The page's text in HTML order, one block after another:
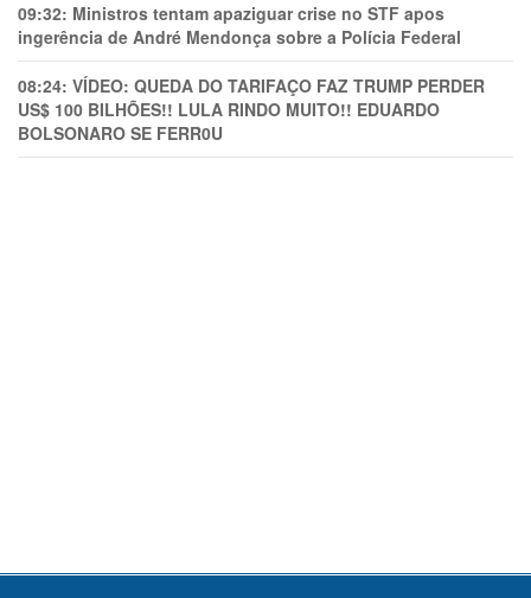
09:32: Ministros tentam apaziguar crise no STF apos
ingerência de André Mendonça sobre a Polícia Federal
08:24: VÍDEO: QUEDA DO TARIFAÇO FAZ TRUMP PERDER
US$ 100 BILHÕES!! LULA RINDO MUITO!! EDUARDO
BOLSONARO SE FERR0U